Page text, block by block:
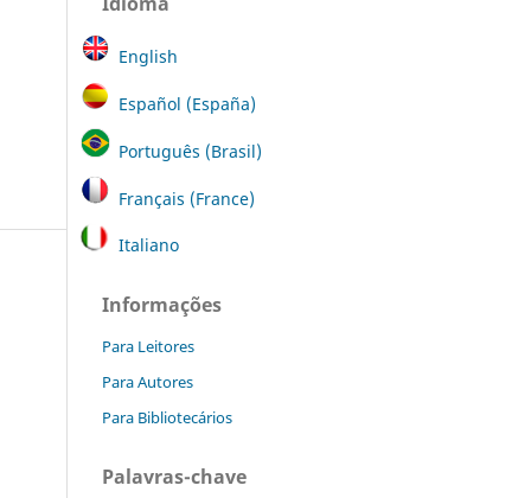
English
Español (España)
Português (Brasil)
Français (France)
Italiano
Informações
Para Leitores
Para Autores
Para Bibliotecários
Palavras-chave